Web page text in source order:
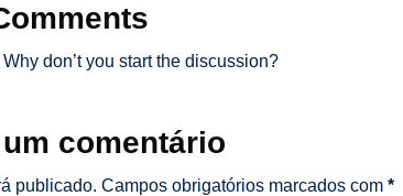
don’t you start the discussion?
comentário
publicado. Campos obrigatórios marcados com *